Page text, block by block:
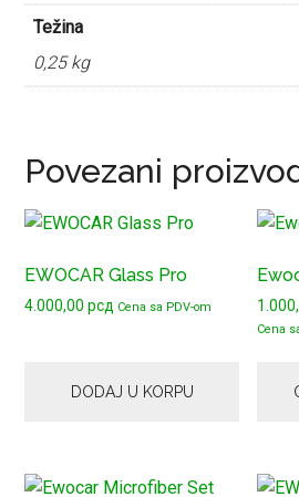
Težina
0,25 kg
Povezani
EWOCAR Glass Pro
4.000,00рсд Cena sa PDV-om
DODAJ U KORPU
Cena
Ovaj
ima
više
na